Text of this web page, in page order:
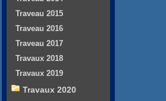
Traveau 2015
Traveau 2016
Traveau 2017
Travaux 2018
Travaux 2019
Travaux 2020